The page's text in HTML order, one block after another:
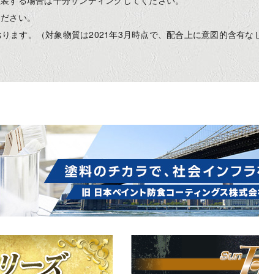
さい。
ます。（対象物質は2021年3月時点で、配合上に意図的含有な